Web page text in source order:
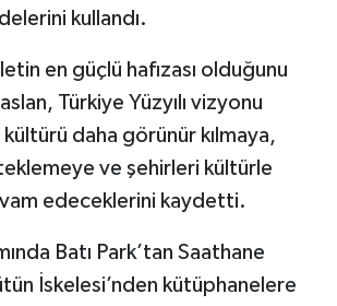
kullandı.
en güçlü hafızası olduğunu
Türkiye Yüzyılı vizyonu
daha görünür kılmaya,
ve şehirleri kültürle
edeceklerini kaydetti.
Batı Park’tan Saathane
İskelesi’nden kütüphanelere